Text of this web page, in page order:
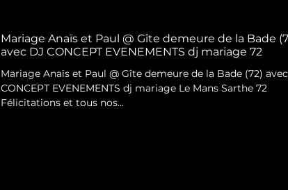
Mariage Anaïs et Paul @ Gîte demeure de la Bade
avec DJ CONCEPT EVENEMENTS dj mariage 72
Mariage Anaïs et Paul @ Gîte demeure de la Bade (72)
CONCEPT EVENEMENTS dj mariage Le Mans Sarthe 72
Félicitations et tous nos...